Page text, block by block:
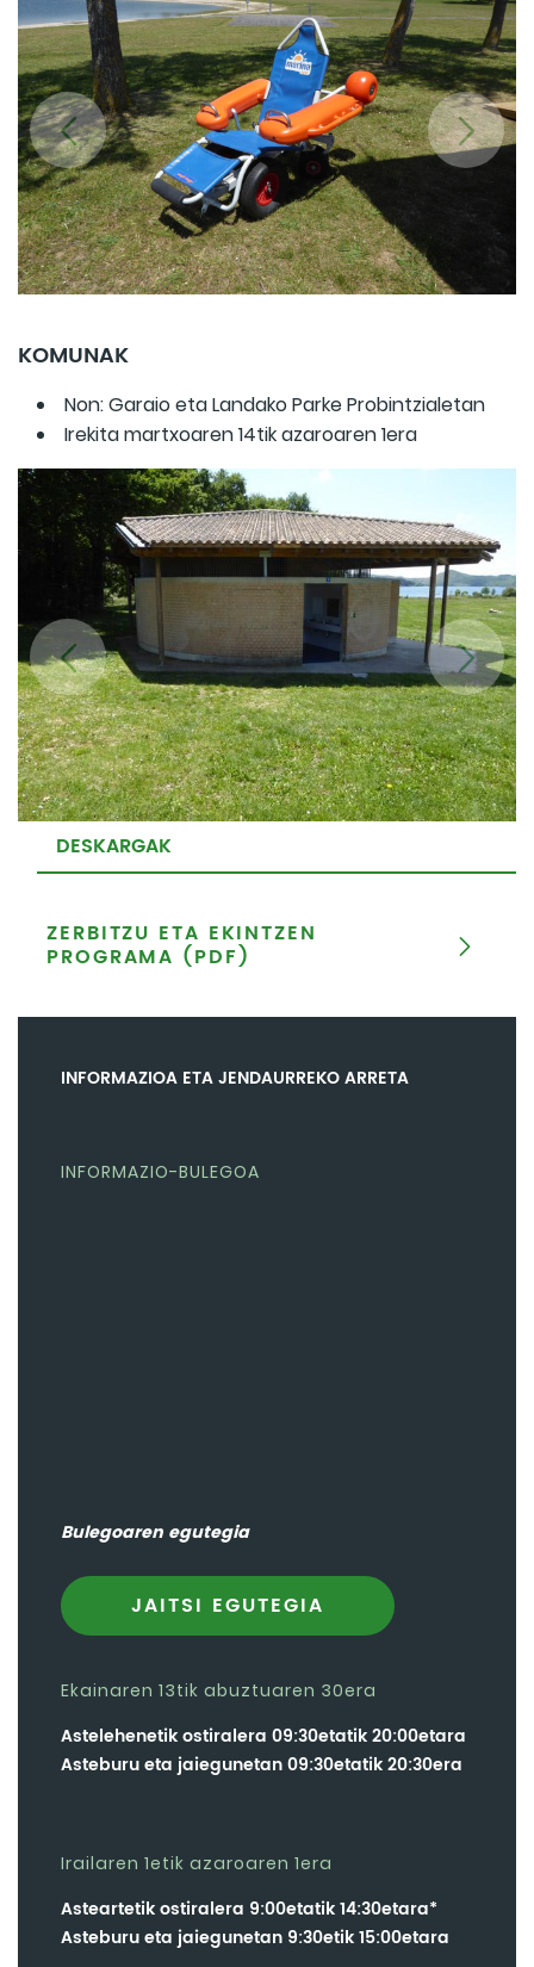
KOMUNAK
Non: Garaio eta Landako Parke Probintzialetan
Irekita martxoaren 14tik azaroaren 1era
DESKARGAK
ZERBITZU ETA EKINTZEN
PROGRAMA (PDF)
INFORMAZIOA ETA JENDAURREKO ARRETA
INFORMAZIO-BULEGOA
Bulegoaren egutegia
JAITSI EGUTEGIA
Ekainaren 13tik abuztuaren 30era
Astelehenetik ostiralera 09:30etatik 20:00etara
Asteburu eta jaiegunetan 09:30etatik 20:30era
Irailaren 1etik azaroaren 1era
Asteartetik ostiralera 9:00etatik 14:30etara*
Asteburu eta jaiegunetan 9:30etik 15:00etara